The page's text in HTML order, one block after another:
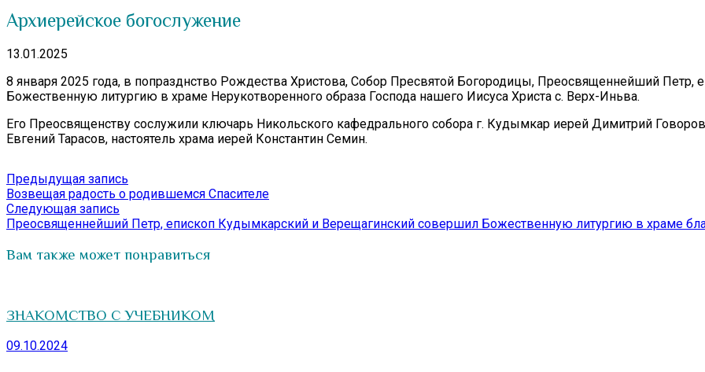
Архиерейское богослужение
13.01.2025
8 января 2025 года, в попразднство Рождества Христова, Собор Пресвятой Богородицы, Преосвященнейший
Божественную литургию в храме Нерукотворенного образа Господа нашего Иисуса Христа с. Верх-Иньва.
Его Преосвященству сослужили ключарь Никольского кафедрального собора г. Кудымкар иерей Димитрий
Евгений Тарасов, настоятель храма иерей Константин Семин.
Навигация
по
записям
Предыдущая запись
запись:
Возвещая радость о родившемся Спасителе
Следующая запись
запись:
Преосвященнейший Петр, епископ Кудымкарский и Верещагинский совершил Божественную литургию в храме
Вам также может понравиться
ЗНАКОМСТВО С УЧЕБНИКОМ
09.10.2024